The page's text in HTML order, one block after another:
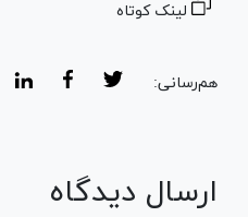
لینک کوتاه
هم‌رسانی:
ارسال دیدگاه